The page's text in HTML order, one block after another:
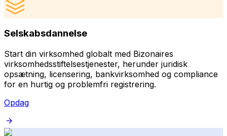
Selskabsdannelse
Start din virksomhed globalt med Bizonaires
virksomhedsstiftelsestjenester, herunder juridisk
opsætning, licensering, bankvirksomhed og compliance
for en hurtig og problemfri registrering.
Opdag